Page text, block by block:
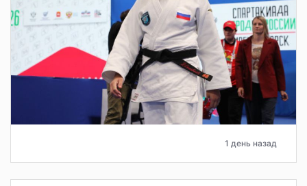
1 день назад